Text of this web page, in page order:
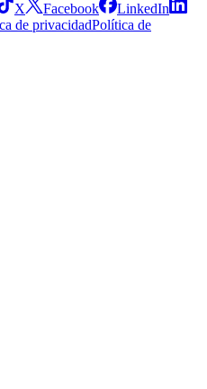
X Facebook
LinkedIn
de privacidadPolítica de